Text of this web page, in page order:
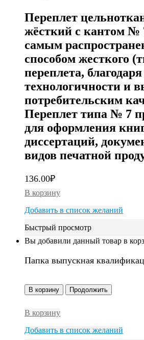
Переплет
жёсткий с кантом №
самым
способом жесткого
переплета,
технологичности и
потребительским
Переплет типа № 7
для оформления
диссертаций,
видов печатной
136.00₽
В корзину
Добавить в список желаний
Быстрый просмотр
Вы добавили данный товар в
Папка выпускная
В корзину Продолжить
В корзину
Добавить в список желаний